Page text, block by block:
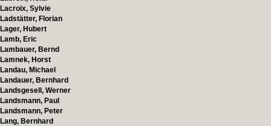
Lacroix, Sylvie
Ladstätter, Florian
Lager, Hubert
Lamb, Eric
Lambauer, Bernd
Lamnek, Horst
Landau, Michael
Landauer, Bernhard
Landsgesell, Werner
Landsmann, Paul
Landsmann, Peter
Lang, Bernhard